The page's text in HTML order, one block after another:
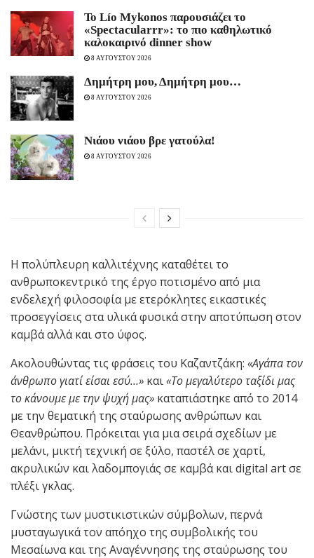
Το Lío Mykonos παρουσιάζει το
«Spectacularrr»: το πιο καθηλωτικό
καλοκαιρινό dinner show
8 ΑΥΓΟΥΣΤΟΥ 2026
Δημήτρη μου, Δημήτρη μου…
8 ΑΥΓΟΥΣΤΟΥ 2026
Νιάου νιάου βρε γατούλα!
8 ΑΥΓΟΥΣΤΟΥ 2026
H πολύπλευρη καλλιτέχνης καταθέτει το
ανθρωποκεντρικό της έργο ποτισμένο από μια
ενδελεχή φιλοσοφία με ετερόκλητες εικαστικές
προσεγγίσεις στα υλικά φυσικά στην αποτύπωση στον
καμβά αλλά και στο ύφος.
Ακολουθώντας τις φράσεις του Καζαντζάκη: «Αγάπα τον
άνθρωπο γιατί είσαι εσύ…» και«Το μεγαλύτερο ταξίδι μας
το κάνουμε με την ψυχή μας» καταπιάστηκε από το 2014
με την θεματική της σταύρωσης ανθρώπων και
Θεανθρώπου. Πρόκειται για μια σειρά σχεδίων με
μελάνι, μικτή τεχνική σε ξύλο, παστέλ σε χαρτί,
ακρυλικών και λαδομπογιάς σε καμβά και digital art σε
πλέξι γκλας.
Γνώστης των μυστικιστικών σύμβολων, περνά
μυσταγωγικά τον απόηχο της συμβολικής του
Μεσαίωνα και της Αναγέννησης της σταύρωσης του